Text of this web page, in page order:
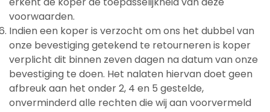
voorwaarden.
Indien een koper is verzocht om ons het dubbel van
onze bevestiging getekend te retourneren is koper
verplicht dit binnen zeven dagen na datum van onze
bevestiging te doen. Het nalaten hiervan doet geen
afbreuk aan het onder 2, 4 en 5 gestelde,
onverminderd alle rechten die wij aan voorvermeld